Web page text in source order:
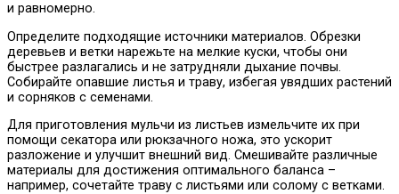
и равномерно.
Определите подходящие источники материалов. Обрезки
деревьев и ветки нарежьте на мелкие куски, чтобы они
быстрее разлагались и не затрудняли дыхание почвы.
Собирайте опавшие листья и траву, избегая увядших растений
и сорняков с семенами.
Для приготовления мульчи из листьев измельчите их при
помощи секатора или рюкзачного ножа, это ускорит
разложение и улучшит внешний вид. Смешивайте различные
материалы для достижения оптимального баланса –
например, сочетайте траву с листьями или солому с ветками.